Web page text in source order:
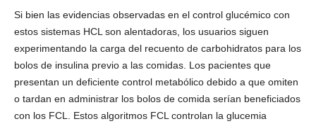
Si bien las evidencias observadas en el control glucémico con
estos sistemas HCL son alentadoras, los usuarios siguen
experimentando la carga del recuento de carbohidratos para los
bolos de insulina previo a las comidas. Los pacientes que
presentan un deficiente control metabólico debido a que omiten
o tardan en administrar los bolos de comida serían beneficiados
con los FCL. Estos algoritmos FCL controlan la glucemia